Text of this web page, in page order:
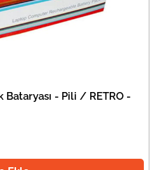
- Pili / RETRO -